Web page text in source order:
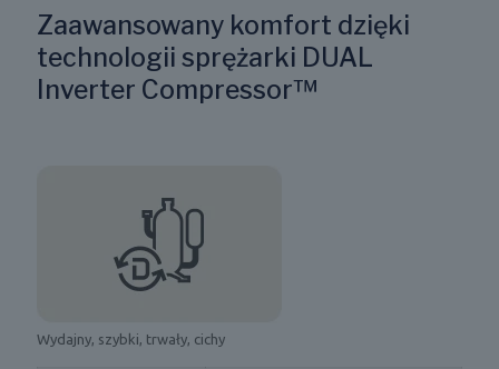
F
r
e
e
Zaawansowany komfort dzięki
technologii sprężarki DUAL
Inverter Compressor™
Wydajny, szybki, trwały, cichy